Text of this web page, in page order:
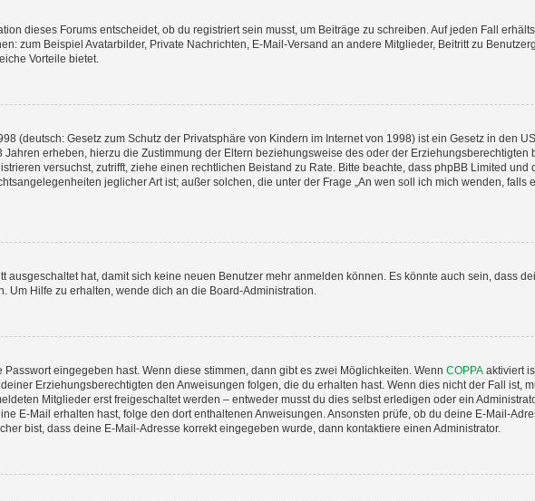
dieses Forums entscheidet, ob du registriert sein musst, um Beiträge zu schreiben. Auf jeden Fall
zum Beispiel Avatarbilder, Private Nachrichten, E-Mail-Versand an andere Mitglieder, Beitritt zu
Vorteile bietet.
(deutsch: Gesetz zum Schutz der Privatsphäre von Kindern im Internet von 1998) ist ein Gesetz in den
erheben, hierzu die Zustimmung der Eltern beziehungsweise des oder der Erziehungsberechtigten
versuchst, zutrifft, ziehe einen rechtlichen Beistand zu Rate. Bitte beachte, dass phpBB Limited und
jeglicher Art ist; außer solchen, die unter der Frage „An wen soll ich mich wenden, falls
hat, damit sich keine neuen Benutzer mehr anmelden können. Es könnte auch sein, dass
Um Hilfe zu erhalten, wende dich an die Board-Administration.
eingegeben hast. Wenn diese stimmen, dann gibt es zwei Möglichkeiten. Wenn COPPA aktiviert
Erziehungsberechtigten den Anweisungen folgen, die du erhalten hast. Wenn dies nicht der Fall ist,
Mitglieder erst freigeschaltet werden – entweder musst du dies selbst erledigen oder ein
E-Mail erhalten hast, folge den dort enthaltenen Anweisungen. Ansonsten prüfe, ob du deine E-Mail-
bist, dass deine E-Mail-Adresse korrekt eingegeben wurde, dann kontaktiere einen Administrator.